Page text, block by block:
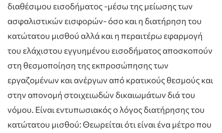
διαθέσιμου εισοδήματος -μέσω της μείωσης των
ασφαλιστικών εισφορών- όσο και η διατήρηση του
κατώτατου μισθού αλλά και η περαιτέρω εφαρμογή
του ελάχιστου εγγυημένου εισοδήματος αποσκοπούν
στη θεσμοποίηση της εκπροσώπησης των
εργαζομένων και ανέργων από κρατικούς θεσμούς και
στην απονομή στοιχειωδών δικαιωμάτων διά του
νόμου. Είναι εντυπωσιακός ο λόγος διατήρησης του
κατώτατου μισθού: Θεωρείται ότι είναι ένα μέτρο που